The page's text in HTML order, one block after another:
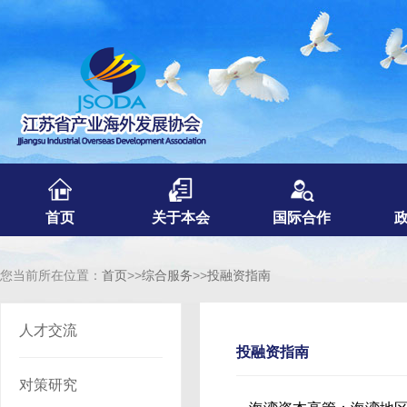
首页 关于本会 国际合作
您当前所在位置： 首页>>综合服务>>投融资指南
人才交流
对策研究
投融资指南